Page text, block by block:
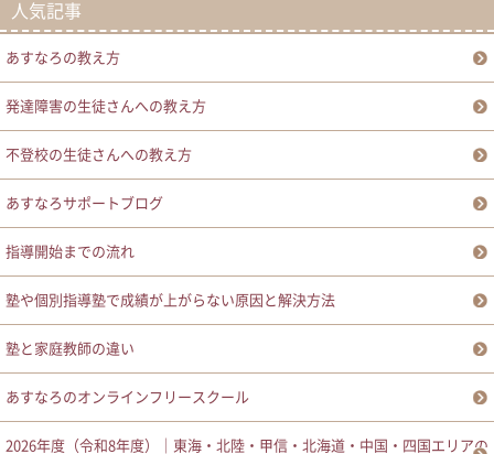
人気記事
あすなろの教え方
発達障害の生徒さんへの教え方
不登校の生徒さんへの教え方
あすなろサポートブログ
指導開始までの流れ
塾や個別指導塾で成績が上がらない原因と解決方法
塾と家庭教師の違い
あすなろのオンラインフリースクール
2026年度（令和8年度）｜東海・北陸・甲信・北海道・中国・四国エリアの